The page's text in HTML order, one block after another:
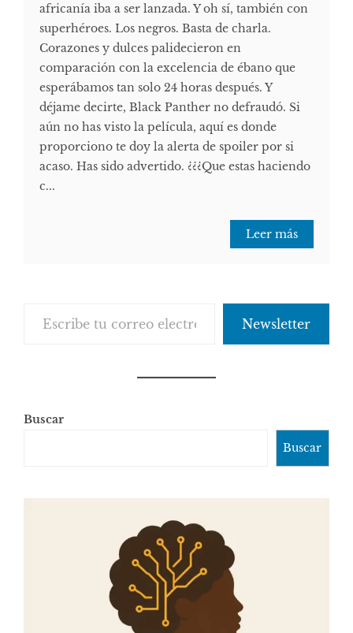
africanía iba a ser lanzada. Y oh sí, también con
superhéroes. Los negros. Basta de charla.
Corazones y dulces palidecieron en
comparación con la excelencia de ébano que
esperábamos tan solo 24 horas después. Y
déjame decirte, Black Panther no defraudó. Si
aún no has visto la película, aquí es donde
proporciono te doy la alerta de spoiler por si
acaso. Has sido advertido. ¿¿¿Que estas haciendo
c...
Leer más
Newsletter
Buscar
Buscar